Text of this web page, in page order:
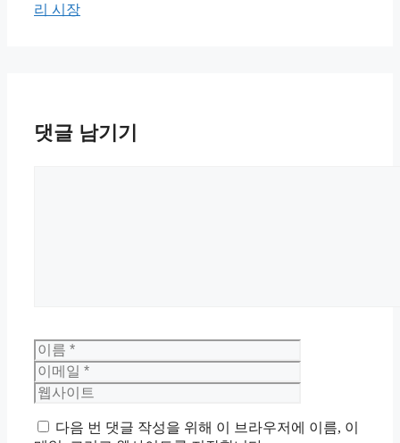
리 시장
댓글 남기기
이
름
메
일
사
트
다음 번 댓글 작성을 위해 이 브라우저에 이름, 이